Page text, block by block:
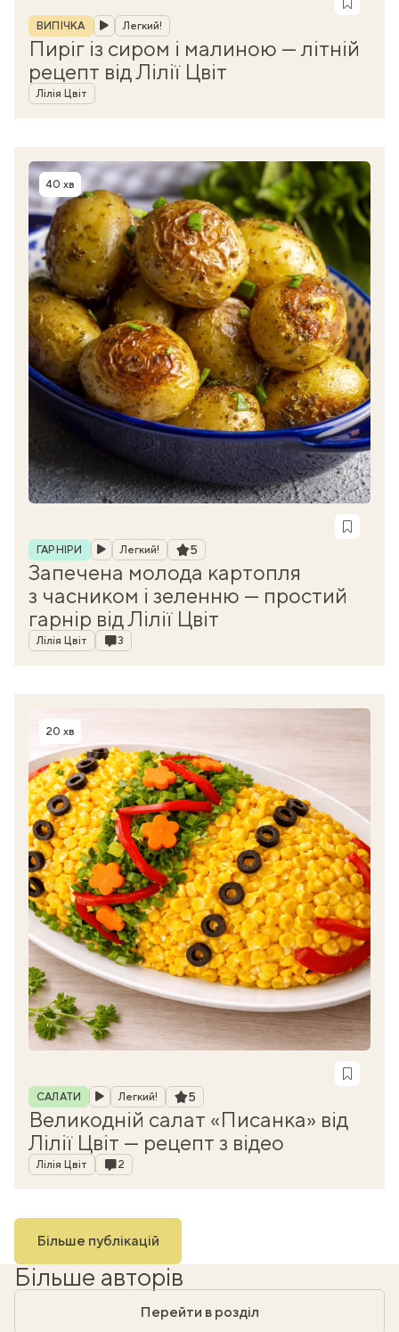
Рубрика
ВИПІЧКА Легкий!
Пиріг із сиром і малиною — літній
рецепт від Лілії Цвіт
Автор
Лілія Цвіт
Час приготування
40 хв
Рубрика
ГАРНІРИ Легкий! Рейтинг
5
Запечена молода картопля
з часником і зеленню — простий
гарнір від Лілії Цвіт
Автор
Лілія Цвіт Коментарі
3
Час приготування
20 хв
Рубрика
САЛАТИ Легкий! Рейтинг
5
Великодній салат «Писанка» від
Лілії Цвіт — рецепт з відео
Автор
Лілія Цвіт Коментарі
2
Більше публікацій
Більше авторів
Перейти в розділ